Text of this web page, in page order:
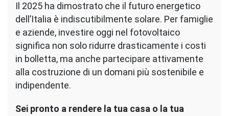
Il 2025 ha dimostrato che il futuro energetico
dell’Italia è indiscutibilmente solare. Per famiglie
e aziende, investire oggi nel fotovoltaico
significa non solo ridurre drasticamente i costi
in bolletta, ma anche partecipare attivamente
alla costruzione di un domani più sostenibile e
indipendente.
Sei pronto a rendere la tua casa o la tua